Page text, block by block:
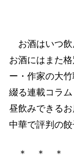
お酒はいつ飲
お酒にはまた
ー・作家の大
綴る連載コラム
昼飲みできる
中華で評判の
＊ ＊ ＊